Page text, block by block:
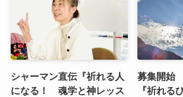
シャーマン直伝『祈れる人
になる！ 魂学と神レッス
募集開始
『祈れ